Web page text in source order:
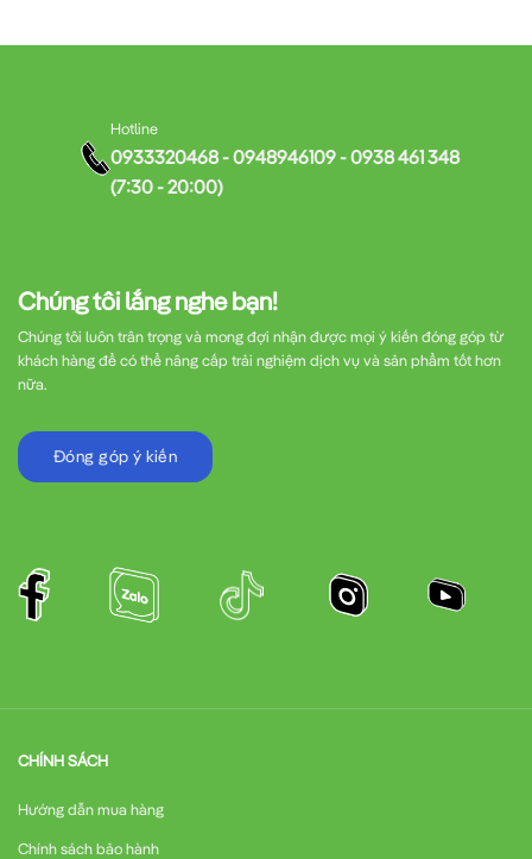
Chúng tôi lắng nghe bạn!
Chúng tôi luôn trân trọng và mong đợi nhận được mọi ý kiến đóng góp từ
khách hàng để có thể nâng cấp trải nghiệm dịch vụ và sản phẩm tốt hơn
nữa.
Đóng góp ý kiến
Hotline
0933320468 - 0948946109 - 0938 461 348
(7:30 - 20:00)
CHÍNH SÁCH
Hướng dẫn mua hàng
Chính sách bảo hành